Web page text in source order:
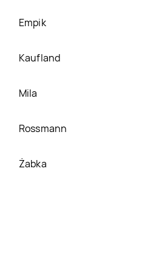
Empik
Kaufland
Mila
Rossmann
Żabka